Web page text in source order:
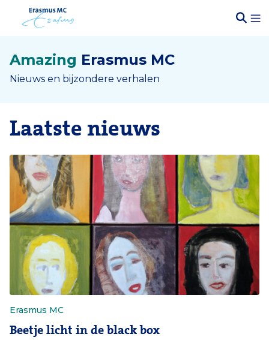
Amazing Erasmus MC
Nieuws en bijzondere verhalen
Laatste nieuws
Erasmus MC
Beetje licht in de black box